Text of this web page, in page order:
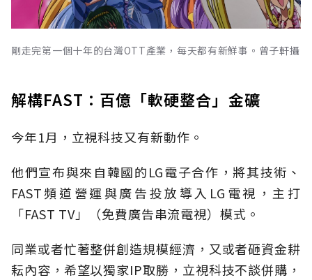
剛走完第一個十年的台灣OTT產業，每天都有新鮮事。曾子軒攝
解構FAST：百億「軟硬整合」金礦
今年1月，立視科技又有新動作。
他們宣布與來自韓國的LG電子合作，將其技術、
FAST頻道營運與廣告投放導入LG電視，主打
「FAST TV」（免費廣告串流電視）模式。
同業或者忙著整併創造規模經濟，又或者砸資金耕
耘內容，希望以獨家IP取勝，立視科技不談併購，